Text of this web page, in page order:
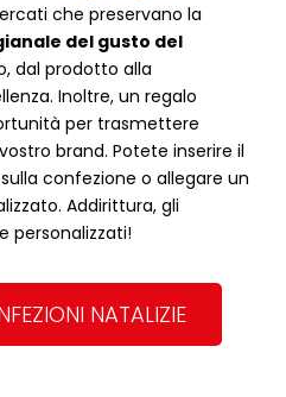
che preservano la
del gusto del
dal prodotto alla
Inoltre, un regalo
per trasmettere
brand. Potete inserire il
confezione o allegare un
Addirittura, gli
personalizzati!
NATALIZIE